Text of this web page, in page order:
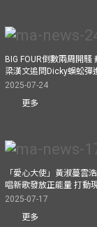
BIG FOUR倒數兩周開
梁漢文追問Dicky蜈蚣彈
2025-07-24
更多
「愛心大使」黃淑蔓雲
唱新歌發放正能量 打動
2025-07-17
更多